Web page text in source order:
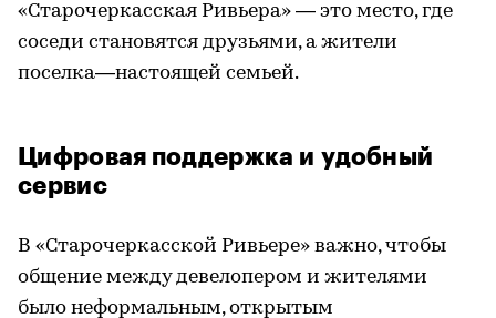
«Старочеркасская Ривьера» — это место, где
соседи становятся друзьями, а жители
поселка—настоящей семьей.
Цифровая поддержка и удобный
сервис
В «Старочеркасской Ривьере» важно, чтобы
общение между девелопером и жителями
было неформальным, открытым